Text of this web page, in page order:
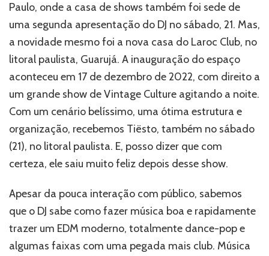
Guarujá
–
Veja!
Paulo, onde a casa de shows também foi sede de
uma segunda apresentação do DJ no sábado, 21. Mas,
a novidade mesmo foi a nova casa do Laroc Club, no
litoral paulista, Guarujá. A inauguração do espaço
aconteceu em 17 de dezembro de 2022, com direito a
um grande show de Vintage Culture agitando a noite.
Com um cenário belíssimo, uma ótima estrutura e
organização, recebemos Tiësto, também no sábado
(21), no litoral paulista. E, posso dizer que com
certeza, ele saiu muito feliz depois desse show.
Apesar da pouca interação com público, sabemos
que o DJ sabe como fazer música boa e rapidamente
trazer um EDM moderno, totalmente dance-pop e
algumas faixas com uma pegada mais club. Música